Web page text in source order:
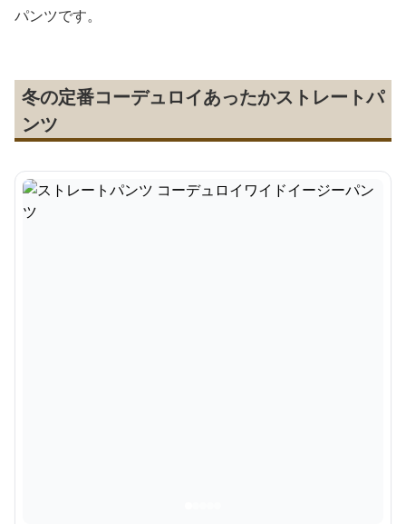
パンツです。
冬の定番コーデュロイあったかストレートパ
ンツ